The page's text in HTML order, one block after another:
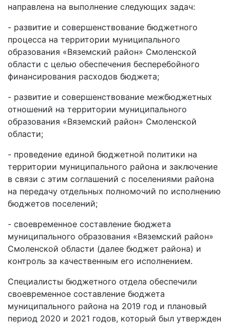
направлена на выполнение следующих задач:
- развитие и совершенствование бюджетного
процесса на территории муниципального
образования «Вяземский район» Смоленской
области с целью обеспечения бесперебойного
финансирования расходов бюджета;
- развитие и совершенствование межбюджетных
отношений на территории муниципального
образования «Вяземский район» Смоленской
области;
- проведение единой бюджетной политики на
территории муниципального района и заключение
в связи с этим соглашений с поселениями района
на передачу отдельных полномочий по исполнению
бюджетов поселений;
- своевременное составление бюджета
муниципального образования «Вяземский район»
Смоленской области (далее бюджет района) и
контроль за качественным его исполнением.
Специалисты бюджетного отдела обеспечили
своевременное составление бюджета
муниципального района на 2019 год и плановый
период 2020 и 2021 годов, который был утвержден